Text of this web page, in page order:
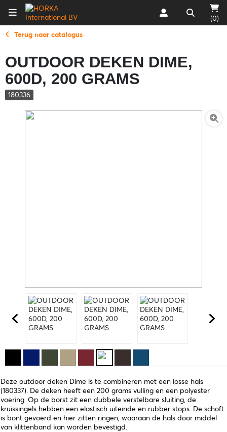
(0)
Terug naar catalogus
OUTDOOR DEKEN DIME,
600D, 200 GRAMS
180336
Deze outdoor deken Dime is te combineren met een losse hals
(180337). De deken heeft een 200 grams vulling en een polyester
voering. Op de borst zit een dubbele verstelbare sluiting, de
kruissingels hebben een elastisch uiteinde en rubber stops. De schoft
is bont gevoerd en hier zitten ringen, waaraan de hals door middel
van klittenband kan worden bevestigd.